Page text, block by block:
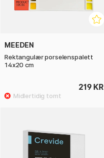
MEEDEN
Rektangulær porselenspalett
14x20 cm
219 KR